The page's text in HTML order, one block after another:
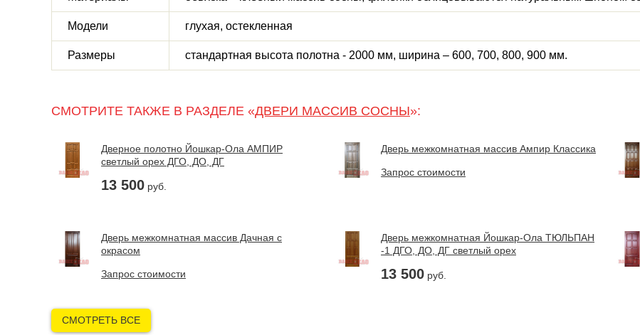
Модели глухая, остекленная
Размеры стандартная высота полотна - 2000 мм, ширина – 600, 700, 800, 900 мм.
СМОТРИТЕ ТАКЖЕ В РАЗДЕЛЕ «ДВЕРИ МАССИВ СОСНЫ»:
Дверное полотно Йошкар-Ола АМПИР
светлый орех ДГО, ДО, ДГ
13 500 руб.
Дверь межкомнатная массив Ампир Классика
Запрос стоимости
Дверь межкомнатная массив Дачная с
окрасом
Запрос стоимости
Дверь межкомнатная Йошкар-Ола ТЮЛЬПАН
-1 ДГО, ДО, ДГ светлый орех
13 500 руб.
СМОТРЕТЬ ВСЕ